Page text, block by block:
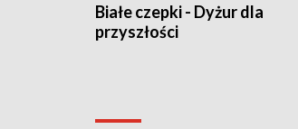
Białe czepki - Dyżur dla
przyszłości